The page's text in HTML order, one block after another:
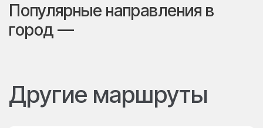
Популярные направления в
город —
Другие маршруты